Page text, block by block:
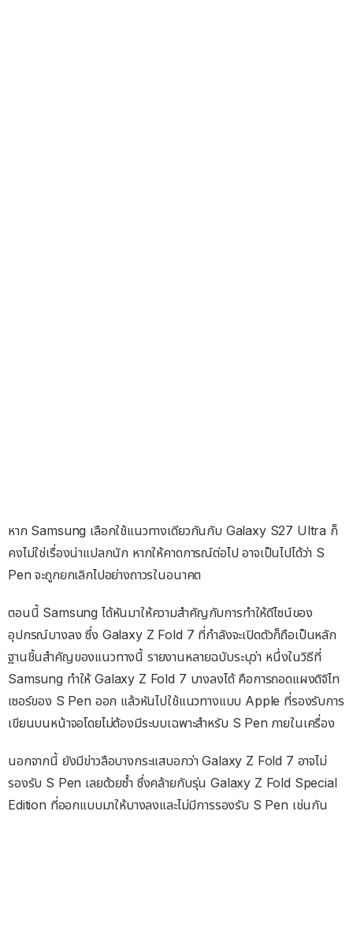
หาก Samsung เลือกใช้แนวทางเดียวกันกับ Galaxy S27 Ultra ก็
คงไม่ใช่เรื่องน่าแปลกนัก หากให้คาดการณ์ต่อไป อาจเป็นไปได้ว่า S
Pen จะถูกยกเลิกไปอย่างถาวรในอนาคต
ตอนนี้ Samsung ได้หันมาให้ความสำคัญกับการทำให้ดีไซน์ของ
อุปกรณ์บางลง ซึ่ง Galaxy Z Fold 7 ที่กำลังจะเปิดตัวก็ถือเป็นหลัก
ฐานชิ้นสำคัญของแนวทางนี้ รายงานหลายฉบับระบุว่า หนึ่งในวิธีที่
Samsung ทำให้ Galaxy Z Fold 7 บางลงได้ คือการถอดแผงดิจิไท
เซอร์ของ S Pen ออก แล้วหันไปใช้แนวทางแบบ Apple ที่รองรับการ
เขียนบนหน้าจอโดยไม่ต้องมีระบบเฉพาะสำหรับ S Pen ภายในเครื่อง
นอกจากนี้ ยังมีข่าวลือบางกระแสบอกว่า Galaxy Z Fold 7 อาจไม่
รองรับ S Pen เลยด้วยซ้ำ ซึ่งคล้ายกับรุ่น Galaxy Z Fold Special
Edition ที่ออกแบบมาให้บางลงและไม่มีการรองรับ S Pen เช่นกัน